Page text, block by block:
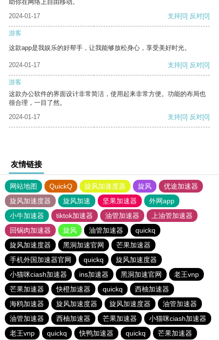
助你在网络上自由移动。
2024-01-17
支持[0] 反对[0]
游客
这款app是我娱乐的好帮手，让我能够放松身心，享受美好时光。
2024-01-17 支持[0] 反对[0]
游客
这款办公软件的界面设计非常简洁，使用起来非常方便。功能的布局也
很合理，一目了然。
2024-01-17
支持[0] 反对[0]
友情链接
网站地图 QuickQ 旋风加速度器 旋风
优途加速器
旋风加速度器
旋风加速 坚果加速器
外网app
小牛加速器
tiktok加速器 油管加速器
上油管加速器
回锅肉加速器
旋风 油管加速器
quickq
旋风加速度器
黑洞加速官网
芒果加速器
手机外国加速器官网
quickq
旋风加速度器
小猫咪ciash加速器
ins加速器 黑洞加速官网
老王vnp
芒果加速器
快橙加速器 quickq
西柚加速器
海鸥加速器
旋风加速度器 旋风加速度器
油管加速器
油管加速器
西柚加速器 芒果加速器
小猫咪ciash加速器
老王vnp
quickq 快鸭加速器 quickq 芒果加速器